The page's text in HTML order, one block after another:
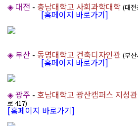
◈ 대전 - 충남대학교 사회과학대학 (대
[홈페이지 바로가기]
◈ 부산 - 동명대학교 건축디자인관 (부
[홈페이지 바로가기]
◈ 광주 - 호남대학교 광산캠퍼스 지성관
로 417)
[홈페이지 바로가기]